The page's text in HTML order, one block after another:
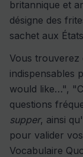
britannique et
désigne des
sachet aux
Vous trouverez
indispensables
would like…",
questions
supper, ainsi
pour valider
Vocabulaire